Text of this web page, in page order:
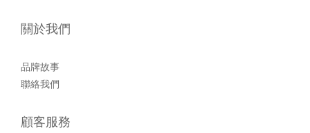
關於我們
品牌故事
聯絡我們
顧客服務